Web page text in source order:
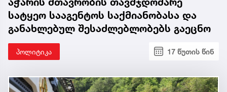
სატყეო სააგენტოს საქმიანობასა და
განახლებულ შესაძლებლობებს გაეცნო
პოლიტიკა 17 წუთის წინ